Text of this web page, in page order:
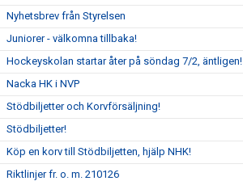
Nyhetsbrev från Styrelsen
Juniorer - välkomna tillbaka!
Hockeyskolan startar åter på söndag 7/2, äntligen!
Nacka HK i NVP
Stödbiljetter och Korvförsäljning!
Stödbiljetter!
Köp en korv till Stödbiljetten, hjälp NHK!
Riktlinjer fr. o. m. 210126